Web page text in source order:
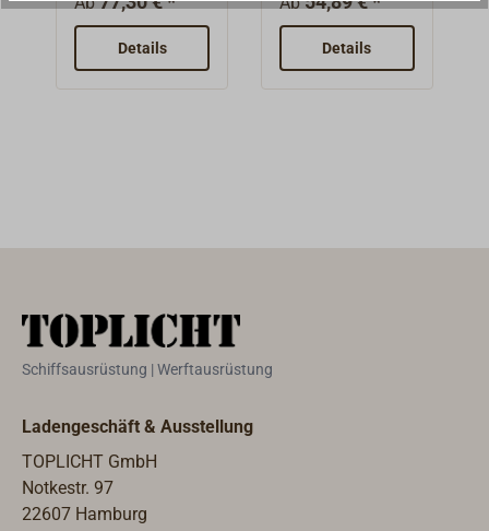
geliefert.
auch das
Schmuckstück
für die
Details
Bronze, sauber
gedreht, mit
feinmattiertem
Details
Schiffsausrüstung | Werftausrüstung
Ladengeschäft & Ausstellung
TOPLICHT GmbH
Notkestr. 97
22607 Hamburg